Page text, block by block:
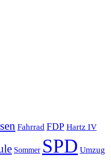
Fahrrad FDP Hartz IV
Sommer SPD Umzug